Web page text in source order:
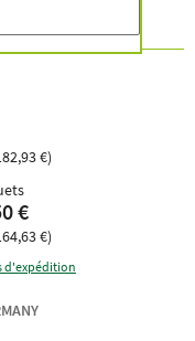
€)
€
€)
d'expédition